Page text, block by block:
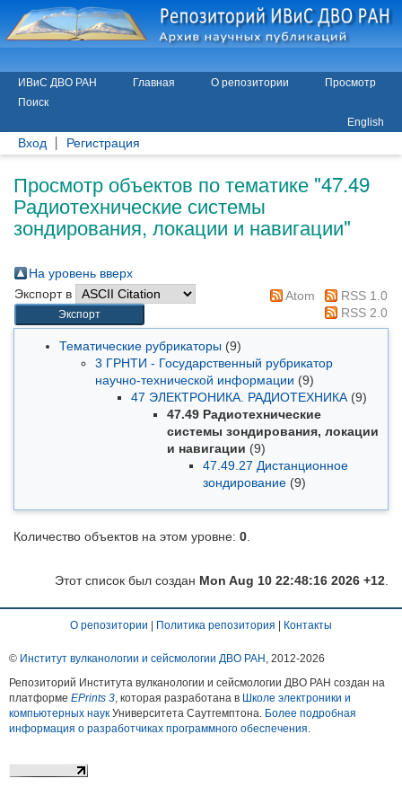
ИВиС ДВО РАН Главная О репозитории
Просмотр
Поиск
English
Вход Регистрация
Просмотр объектов по тематике "47.49
Радиотехнические системы
зондирования, локации и навигации"
На уровень вверх
Экспорт в
Atom
RSS 1.0
RSS 2.0
Тематические рубрикаторы (9)
3 ГРНТИ - Государственный рубрикатор
научно-технической информации (9)
47 ЭЛЕКТРОНИКА. РАДИОТЕХНИКА (9)
47.49 Радиотехнические
системы зондирования, локации
и навигации (9)
47.49.27 Дистанционное
зондирование (9)
Количество объектов на этом уровне: 0
Этот список был создан Mon Aug 10 22:48:16 2026 +12
О репозитории Политика репозитория Контакты
© Институт вулканологии и сейсмологии ДВО РАН , 2012-2026
Репозиторий Института вулканологии и сейсмологии ДВО РАН создан на
платформе EPrints 3, которая разработана в Школе электроники и
компьютерных наук Университета Саутгемптона. Более подробная
информация о разработчиках программного обеспечения.